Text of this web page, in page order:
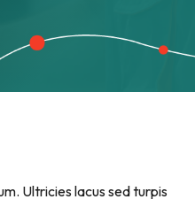
Ultricies lacus sed turpis